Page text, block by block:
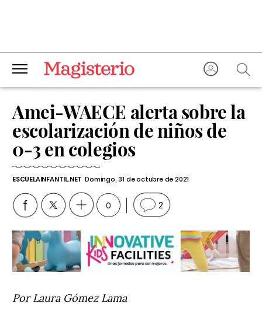
Amei-WAECE alerta sobre la
escolarización de niños de
0-3 en colegios
ESCUELAINFANTIL.NET Domingo, 31 de octubre de 2021
0 2
Por Laura Gómez Lama